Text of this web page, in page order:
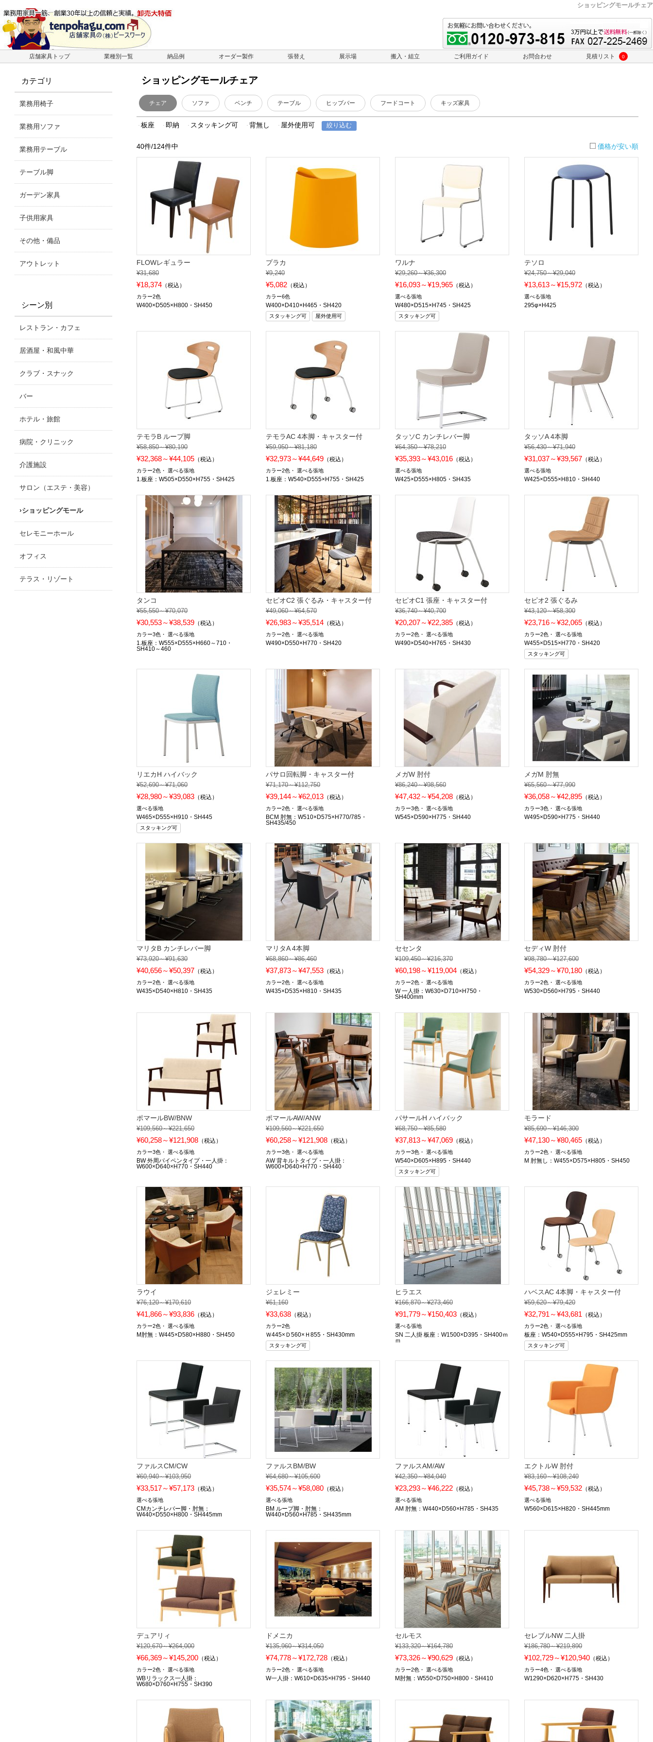
ショッピングモールチェア
店舗家具トップ 業種別一覧 納品例 オーダー製作 張替え 展示場 搬入・組立 ご利用ガイド お問合わせ 見積リスト 0
ショッピングモールチェア
チェア ソファ ベンチ テーブル ヒップバー フードコート キッズ家具
板座 即納 スタッキング可 背無し 屋外使用可
40件/124件中 価格が安い順
FLOWレギュラー
¥31,680
¥18,374 （税込）
カラー2色
W400×D505×H800・SH450
プラカ
¥9,240
¥5,082 （税込）
カラー6色
W400×D410×H465・SH420
スタッキング可 屋外使用可
ワルナ
¥29,260～¥36,300
¥16,093～¥19,965 （税込）
選べる張地
W480×D515×H745・SH425
スタッキング可
テソロ
¥24,750～¥29,040
¥13,613～¥15,972（税込）
選べる張地
295φ×H425
テモラB ループ脚
¥58,850～¥80,190
¥32,368～¥44,105 （税込）
カラー2色 選べる張地
1.板座：W505×D550×H755・SH425
テモラAC 4本脚・キャスター付
¥59,950～¥81,180
¥32,973～¥44,649 （税込）
カラー2色 選べる張地
1.板座：W540×D555×H755・SH425
タッソC カンチレバー脚
¥64,350～¥78,210
¥35,393～¥43,016 （税込）
選べる張地
W425×D555×H805・SH435
タッソA 4本脚
¥56,430～¥71,940
¥31,037～¥39,567 （税込）
選べる張地
W425×D555×H810・SH440
タンコ
¥55,550～¥70,070
¥30,553～¥38,539 （税込）
カラー3色 選べる張地
1.板座：W555×D555×H660～710・
SH410～460
セピオC2 張ぐるみ・キャスター付
¥49,060～¥64,570
¥26,983～¥35,514 （税込）
カラー2色 選べる張地
W490×D550×H770・SH420
セピオC1 張座・キャスター付
¥36,740～¥40,700
¥20,207～¥22,385 （税込）
カラー2色 選べる張地
W490×D540×H765・SH430
セピオ2 張ぐるみ
¥43,120～¥58,300
¥23,716～¥32,065（税込）
カラー2色 選べる張地
W455×D515×H770・SH420
スタッキング可
リエカH ハイバック
¥52,690～¥71,060
¥28,980～¥39,083 （税込）
選べる張地
W465×D555×H910・SH445
スタッキング可
パサロ回転脚・キャスター付
¥71,170～¥112,750
¥39,144～¥62,013 （税込）
カラー2色 選べる張地
BCM 肘無：W510×D575×H770/785・
SH435/450
メガW 肘付
¥86,240～¥98,560
¥47,432～¥54,208 （税込）
カラー3色 選べる張地
W545×D590×H775・SH440
メガM 肘無
¥65,560～¥77,990
¥36,058～¥42,895（税込）
カラー3色 選べる張地
W495×D590×H775・SH440
マリタB カンチレバー脚
¥73,920～¥91,630
¥40,656～¥50,397 （税込）
カラー2色 選べる張地
W435×D540×H810・SH435
マリタA 4本脚
¥68,860～¥86,460
¥37,873～¥47,553 （税込）
カラー2色 選べる張地
W435×D535×H810・SH435
セセンタ
¥109,450～¥216,370
¥60,198～¥119,004 （税込）
カラー2色 選べる張地
W 一人掛：W630×D710×H750・
SH400mm
セディW 肘付
¥98,780～¥127,600
¥54,329～¥70,180（税込）
カラー2色 選べる張地
W530×D560×H795・SH440
ポマールBW/BNW
¥109,560～¥221,650
¥60,258～¥121,908 （税込）
カラー3色 選べる張地
BW 外周パイペンタイプ・一人掛：
W600×D640×H770・SH440
ポマールAW/ANW
¥109,560～¥221,650
¥60,258～¥121,908 （税込）
カラー3色 選べる張地
AW 背キルトタイプ・一人掛：
W600×D640×H770・SH440
パサールH ハイバック
¥68,750～¥85,580
¥37,813～¥47,069 （税込）
カラー3色 選べる張地
W540×D605×H895・SH440
スタッキング可
モラード
¥85,690～¥146,300
¥47,130～¥80,465（税込）
カラー2色 選べる張地
M 肘無し：W455×D575×H805・SH450
ラウイ
¥76,120～¥170,610
¥41,866～¥93,836 （税込）
カラー2色 選べる張地
M肘無：W445×D580×H880・SH450
ジェレミー
¥61,160
¥33,638 （税込）
カラー2色
Ｗ445×Ｄ560×Ｈ855・SH430mm
スタッキング可
ヒラエス
¥166,870～¥273,460
¥91,779～¥150,403 （税込）
選べる張地
SN 二人掛 板座：W1500×D395・SH400ｍ
ｍ
ハベスAC 4本脚・キャスター付
¥59,620～¥79,420
¥32,791～¥43,681（税込）
カラー2色 選べる張地
板座：W540×D555×H795・SH425mm
スタッキング可
ファルスCM/CW
¥60,940～¥103,950
¥33,517～¥57,173 （税込）
選べる張地
CMカンチレバー脚・肘無：
W440×D550×H800・SH445mm
ファルスBM/BW
¥64,680～¥105,600
¥35,574～¥58,080 （税込）
選べる張地
BM ループ脚・肘無：
W440×D560×H785・SH435mm
ファルスAM/AW
¥42,350～¥84,040
¥23,293～¥46,222 （税込）
選べる張地
AM 肘無：W440×D560×H785・SH435
エクトルW 肘付
¥83,160～¥108,240
¥45,738～¥59,532（税込）
選べる張地
W560×D615×H820・SH445mm
デュアリィ
¥120,670～¥264,000
¥66,369～¥145,200 （税込）
カラー2色 選べる張地
WBリラックス一人掛：
W680×D760×H755・SH390
ドメニカ
¥135,960～¥314,050
¥74,778～¥172,728 （税込）
カラー2色 選べる張地
W一人掛：W610×D635×H795・SH440
セルモス
¥133,320～¥164,780
¥73,326～¥90,629 （税込）
カラー2色 選べる張地
M肘無：W550×D750×H800・SH410
セレブルNW 二人掛
¥186,780～¥219,890
¥102,729～¥120,940（税込）
カラー4色 選べる張地
W1290×D620×H775・SH430
カテゴリ
業務用椅子
業務用ソファ
業務用テーブル
テーブル脚
ガーデン家具
子供用家具
その他・備品
アウトレット
シーン別
レストラン・カフェ
居酒屋・和風中華
クラブ・スナック
バー
ホテル・旅館
病院・クリニック
介護施設
サロン（エステ・美容）
ショッピングモール
セレモニーホール
オフィス
テラス・リゾート